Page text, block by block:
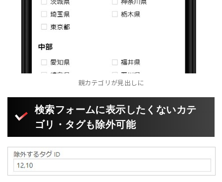
親カテゴリが見出しに
検索フォームに表示したくないカテ
ゴリ・タグも除外可能